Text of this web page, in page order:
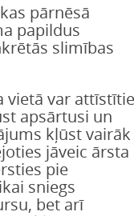
pārnēsā
papildus
slimības
vietā var
apsārtusi un
kļūst vairāk
jāveic ārsta
pie
sniegs
bet arī